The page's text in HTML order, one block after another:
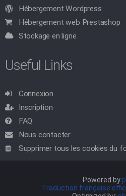
Hébergement Wordpress
Hébergement web Prestashop
Stockage en ligne
Useful Links
Connexion
Inscription
FAQ
Nous contacter
Supprimer tous les cookies du
Powered by
Traduction française